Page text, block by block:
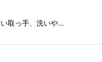
取っ手、洗いや…